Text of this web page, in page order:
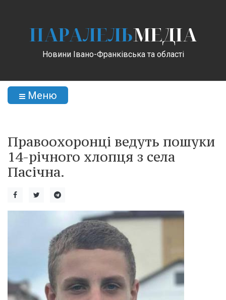
ПАРАЛЕЛЬМЕДІА
Новини Івано-Франківська та області
Меню
Правоохоронці ведуть пошуки
14-річного хлопця з села
Пасічна.